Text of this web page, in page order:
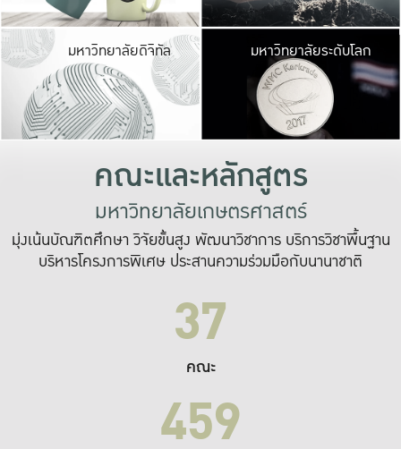
มหาวิทยาลัยดิจิทัล มหาวิ
เปลี่ยนแปลง แล
เพื่อทำง
ระบบสารสนเทศ
มหาวิทยาลัยระดับโลก
คณะและหลักสูตร
มหาวิทยาลัยเกษตรศาสตร์
มุ่งเน้นบัณฑิตศึกษา วิจัยขั้นสูง พัฒนาวิชาการ บริการวิชาพื้นฐาน
บริหารโครงการพิเศษ ประสานความร่วมมือกับนานาชาติ
37
คณะ
459